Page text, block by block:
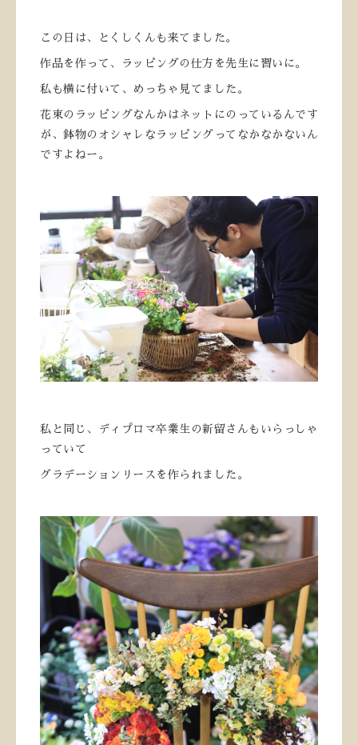
この日は、とくしくんも来てました。
作品を作って、ラッピングの仕方を先生に習いに。
私も横に付いて、めっちゃ見てました。
花束のラッピングなんかはネットにのっているんです
が、鉢物のオシャレなラッピングってなかなかないん
ですよねー。
私と同じ、ディプロマ卒業生の新留さんもいらっしゃ
っていて
グラデーションリースを作られました。